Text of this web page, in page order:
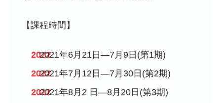
【課程時間】
2021年6月21日—7月9日(第1期)
2021年7月12日—7月30日(第2期)
2021年8月2 日—8月20日(第3期)